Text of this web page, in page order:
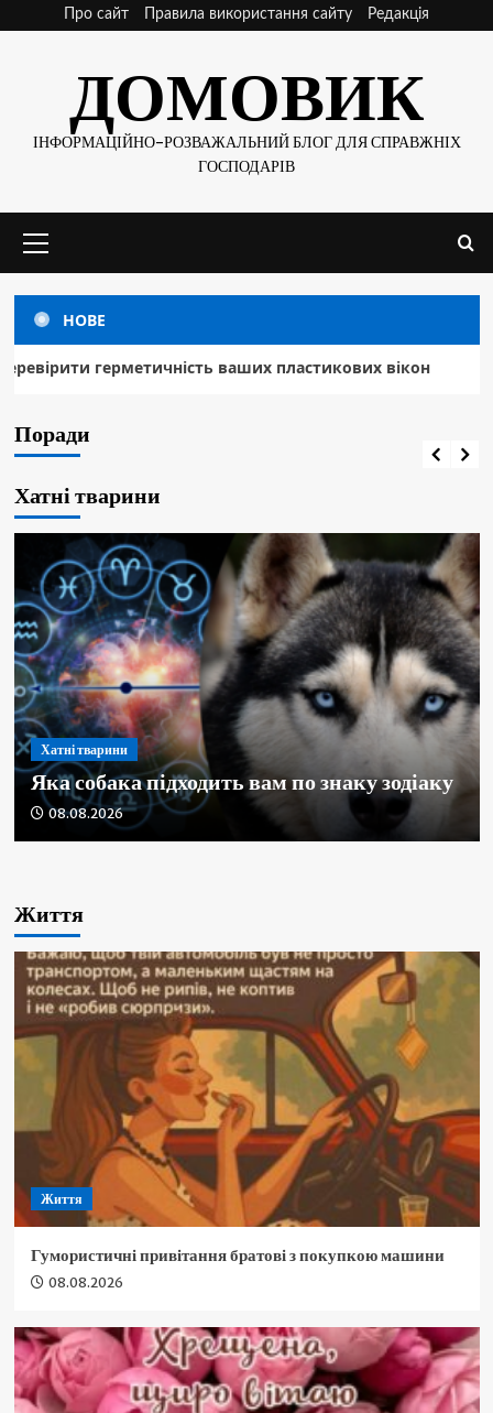
Про сайт Правила використання сайту Редакція
ДОМОВИК
ІНФОРМАЦІЙНО-РОЗВАЖАЛЬНИЙ БЛОГ ДЛЯ СПРАВЖНІХ
ГОСПОДАРІВ
меню
НОВЕ
ваших пластикових вікон Гумористичні
Поради
Поради
08.08.2026
Хатні тварини
Хатні тварини
Яка собака підходить вам по знаку зодіаку
08.08.2026
Хатні тварини
Чому кіт нявкає вночі та як його заспокоїти
08.08.2026
Хатні тварини
Найпопулярніші декоративні породи собак для
квартири
08.08.2026
Життя
Життя
Гумористичні привітання братові з покупкою машини
08.08.2026